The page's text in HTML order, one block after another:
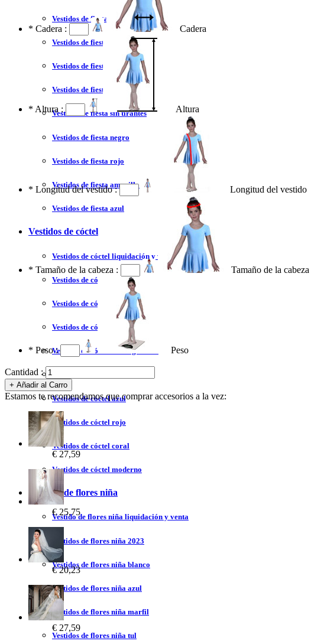
Vestidos de fiesta sexy
Vestidos de fiesta largo
Vestidos de fiesta corto
Vestidos de fiesta corte princesa
Vestidos de fiesta sin tirantes
Vestidos de fiesta negro
Vestidos de fiesta rojo
Vestidos de fiesta amarillo
Vestidos de fiesta azul
Vestidos de cóctel
Vestidos de cóctel liquidación y venta
Vestidos de cóctel 2023
Vestidos de cóctel largo
Vestidos de cóctel corto
Vestidos de cóctel tallas grandes
Vestidos de cóctel azul
Vestidos de cóctel rojo
Vestidos de cóctel coral
Vestidos de cóctel moderno
Vestidos de flores niña
Vestido de flores niña liquidación y venta
Vestidos de flores niña 2023
Vestidos de flores niña blanco
Vestidos de flores niña azul
Vestidos de flores niña marfil
Vestidos de flores niña tul
* Cadera : Cadera
* Altura : Altura
* Longitud del vestido : Longitud del vestido
* Tamaño de la cabeza : Tamaño de la cabeza
* Peso : Peso
Cantidad :
Estamos te recomendamos que comprar accesorios a la vez:
€ 27,59
€ 25,75
€ 20,23
€ 27,59